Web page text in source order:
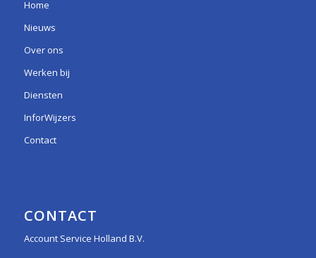
Home
Nieuws
Over ons
Werken bij
Diensten
InforWijzers
Contact
CONTACT
Account Service Holland B.V.